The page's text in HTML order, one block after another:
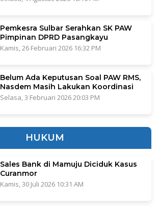
Pemkesra Sulbar Serahkan SK PAW
Pimpinan DPRD Pasangkayu
Kamis, 26 Februari 2026 16:32 PM
Belum Ada Keputusan Soal PAW RMS,
Nasdem Masih Lakukan Koordinasi
Selasa, 3 Februari 2026 20:03 PM
HUKUM
Sales Bank di Mamuju Diciduk Kasus
Curanmor
Kamis, 30 Juli 2026 10:31 AM